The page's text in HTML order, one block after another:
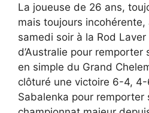
La joueuse de 26 ans,
mais toujours
samedi soir à la Rod
d’Australie pour
en simple du Grand
clôturé une victoire 6-4,
Sabalenka pour remporter